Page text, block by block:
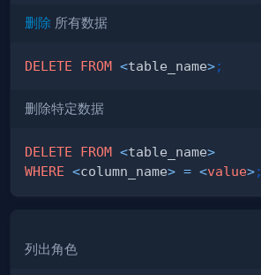
删除 所有数据
DELETE FROM <table_name>;
删除特定数据
DELETE FROM <table_name>
WHERE <column_name> = <value>;
列出角色